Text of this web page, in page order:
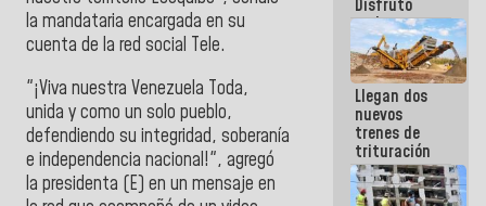
la mandataria encargada en su
cuenta de la red social Tele.
"¡Viva nuestra Venezuela Toda,
unida y como un solo pueblo,
defendiendo su integridad, soberanía
e independencia nacional!", agregó
la presidenta (E) en un mensaje en
Disfruto
cada vez
que escribes
porque lo
que haces
es
embarrarla
Llegan dos
nuevos
trenes de
trituración
para
optimizar